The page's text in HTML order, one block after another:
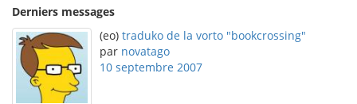
Derniers messages
(eo) traduko de la vorto "bookcrossing"
par novatago
10 septembre 2007